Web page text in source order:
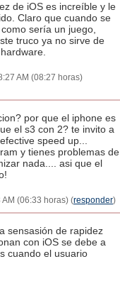
de iOS es increíble y le
Claro que cuando se
sería un juego,
truco ya no sirve de
AM (08:27 horas)
por que el iphone es
el s3 con 2? te invito a
speed up...
y tienes problemas de
nada.... asi que el
(06:33 horas) (responder)
sensasión de rapidez
con iOS se debe a
cuando el usuario